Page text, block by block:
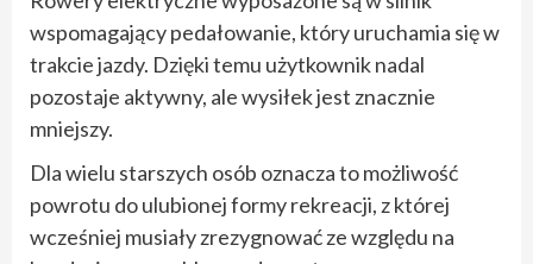
wspomagający pedałowanie, który uruchamia się w
trakcie jazdy. Dzięki temu użytkownik nadal
pozostaje aktywny, ale wysiłek jest znacznie
mniejszy.
Dla wielu starszych osób oznacza to możliwość
powrotu do ulubionej formy rekreacji, z której
wcześniej musiały zrezygnować ze względu na